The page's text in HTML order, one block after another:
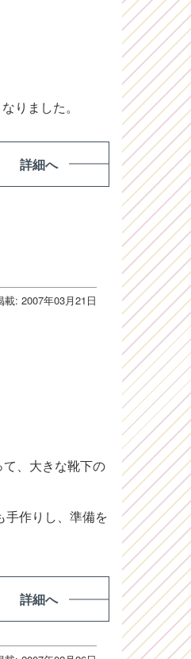
りました。
詳細へ
: 2007年03月21日
、大きな靴下の
手作りし、準備を
詳細へ